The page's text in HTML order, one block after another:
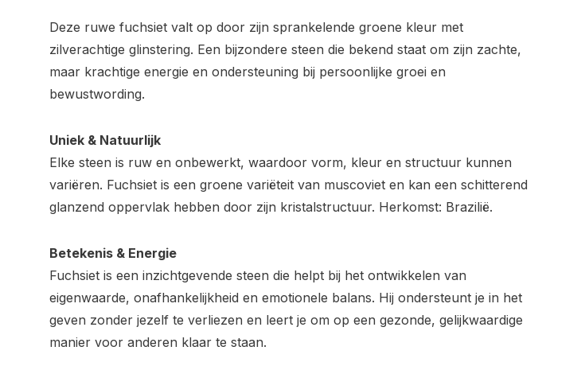
Deze ruwe fuchsiet valt op door zijn sprankelende groene kleur met
zilverachtige glinstering. Een bijzondere steen die bekend staat om zijn zachte,
maar krachtige energie en ondersteuning bij persoonlijke groei en
bewustwording.
Uniek & Natuurlijk
Elke steen is ruw en onbewerkt, waardoor vorm, kleur en structuur kunnen
variëren. Fuchsiet is een groene variëteit van muscoviet en kan een schitterend
glanzend oppervlak hebben door zijn kristalstructuur. Herkomst: Brazilië.
Betekenis & Energie
Fuchsiet is een inzichtgevende steen die helpt bij het ontwikkelen van
eigenwaarde, onafhankelijkheid en emotionele balans. Hij ondersteunt je in het
geven zonder jezelf te verliezen en leert je om op een gezonde, gelijkwaardige
manier voor anderen klaar te staan.